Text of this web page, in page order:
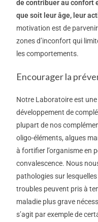
de contribuer au confort
que soit leur âge, leur
motivation est de
zones d’inconfort qui
les comportements.
Encourager la
Notre Laboratoire est
développement de
plupart de nos
oligo-éléments, algues
à fortifier l’organisme en
convalescence. Nous
pathologies sur
troubles peuvent pris à
maladie plus grave
s’agit par exemple de